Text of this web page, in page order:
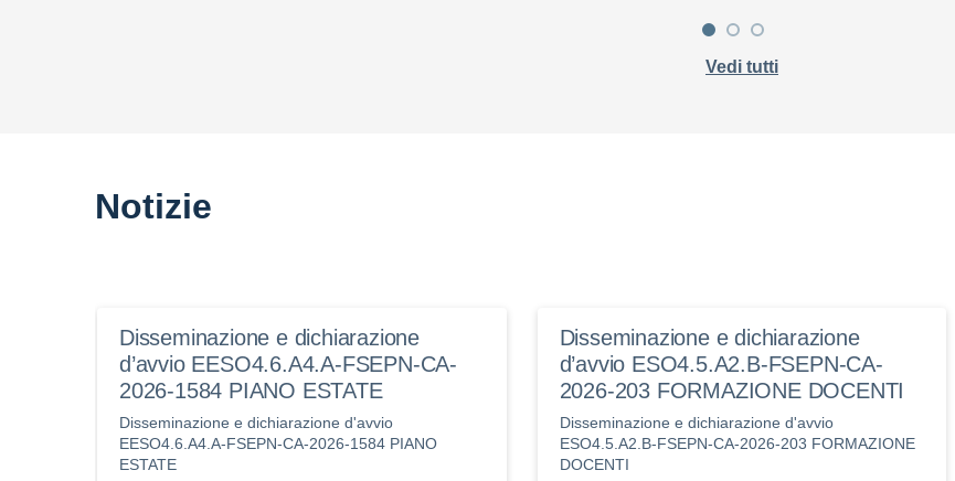
Vedi tutti
Notizie
Disseminazione e dichiarazione
d’avvio EESO4.6.A4.A-FSEPN-CA-
2026-1584 PIANO ESTATE
Disseminazione e dichiarazione d'avvio
EESO4.6.A4.A-FSEPN-CA-2026-1584 PIANO
ESTATE
Disseminazione e dichiarazione
d’avvio ESO4.5.A2.B-FSEPN-CA-
2026-203 FORMAZIONE DOCENTI
Disseminazione e dichiarazione d'avvio
ESO4.5.A2.B-FSEPN-CA-2026-203 FORMAZIONE
DOCENTI